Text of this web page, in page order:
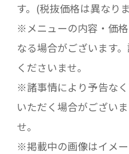
す。(税抜価格は異なり
※メニューの内容・価
なる場合がございます
くださいませ。
※諸事情により予告な
いただく場合がござい
せ。
※掲載中の画像はイメー